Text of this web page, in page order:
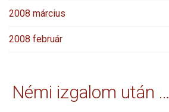
2008 március
2008 február
Némi izgalom után …